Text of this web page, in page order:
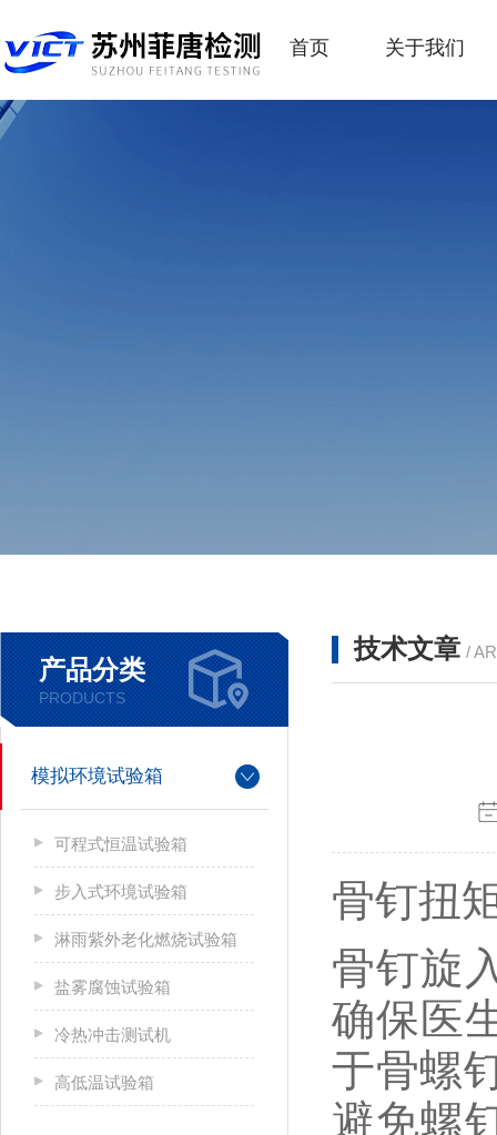
首页 关于我们
产品分类
PRODUCTS
模拟环境试验箱
可程式恒温试验箱
步入式环境试验箱
淋雨紫外老化燃烧试验箱
盐雾腐蚀试验箱
冷热冲击测试机
高低温试验箱
技术文章 /
骨钉扭
骨钉旋
确保医
于骨螺
避免螺